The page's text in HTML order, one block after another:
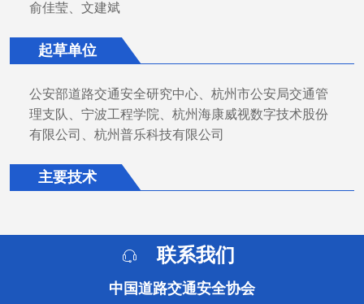
俞佳莹、文建斌
起草单位
公安部道路交通安全研究中心、杭州市公安局交通管
理支队、宁波工程学院、杭州海康威视数字技术股份
有限公司、杭州普乐科技有限公司
主要技术
联系我们
中国道路交通安全协会